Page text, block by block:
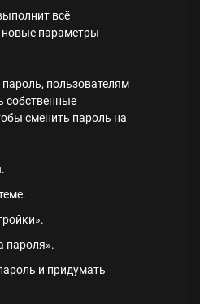
всё
новые параметры
пользователям
собственные
сменить пароль на
пароля».
и придумать